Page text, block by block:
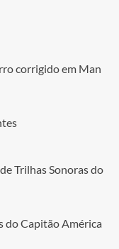
corrigido em Man
Trilhas Sonoras do
do Capitão América